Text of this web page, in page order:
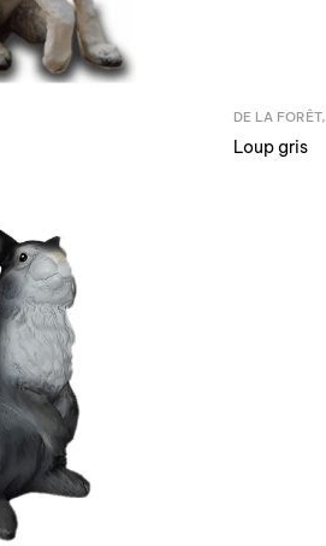
DE LA FORÊT,
Loup gris